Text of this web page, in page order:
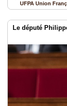
UFPA Union
Le député